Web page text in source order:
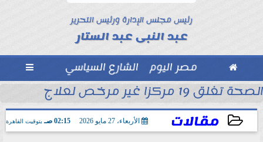
رئيس مجلس الإدارة ورئيس التحرير
عبد النبى عبد الستار
 مصر اليوم الشارع السياسي 
انطلاق الموسم
الصحة تغلق 19 مركزا غير مرخص لعلاج الإدمان والطب النفسي بالمقطم
مقالات الأربعاء، 27 مايو 2026 02:15 صـ بتوقيت القاهرة